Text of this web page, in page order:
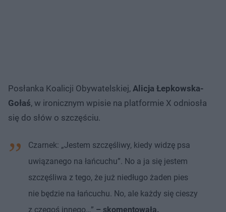
Posłanka Koalicji Obywatelskiej, Alicja Łepkowska-
Gołaś, w ironicznym wpisie na platformie X odniosła
się do słów o szczęściu.
Czarnek: „Jestem szczęśliwy, kiedy widzę psa
uwiązanego na łańcuchu”. No a ja się jestem
szczęśliwa z tego, że już niedługo żaden pies
nie będzie na łańcuchu. No, ale każdy się cieszy
z czegoś innego…” – skomentowała.